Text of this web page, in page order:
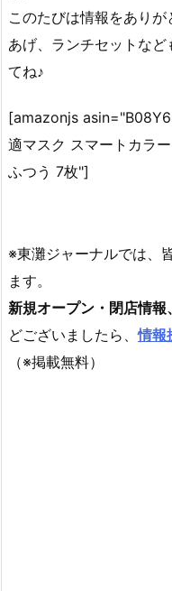
このたびは情報をあり
あげ、ランチセットな
てね♪
[amazonjs
適マスク スマートカラ
ふつう 7枚"]
※東灘ジャーナルでは、
ます。
新規オープン・閉店情
どございましたら、情報
（※掲載無料）